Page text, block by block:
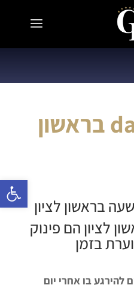
חדרי day use בראשון
הם פינוק
בזמן
בו אחרי יום